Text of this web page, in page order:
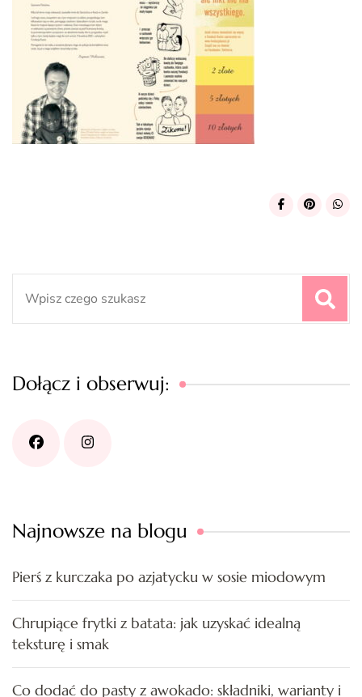
Dołącz i obserwuj:
Najnowsze na blogu
Pierś z kurczaka po azjatycku w sosie miodowym
Chrupiące frytki z batata: jak uzyskać idealną
teksturę i smak
Co dodać do pasty z awokado: składniki, warianty i